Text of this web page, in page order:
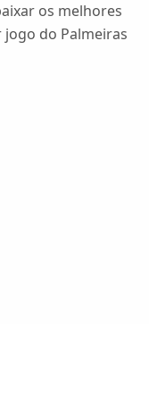
os melhores
do Palmeiras